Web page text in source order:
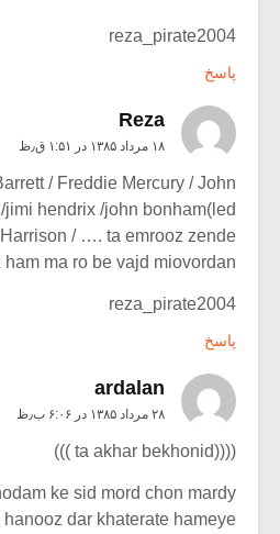
reza_pirate2004
پاسخ
Reza
۱۸ مرداد ۱۳۸۵ در ۱:۵۱ ق٫ظ
/ Freddie Mercury / John
jimi hendrix /john bonham(led
/ …. ta emrooz zende
ham ma ro be vajd miovordan
reza_pirate2004
پاسخ
ardalan
۲۸ مرداد ۱۳۸۵ در ۶:۰۶ ب٫ظ
((((ta akhar bekhonid )))
ke sid mord chon mardy
dar khaterate hameye